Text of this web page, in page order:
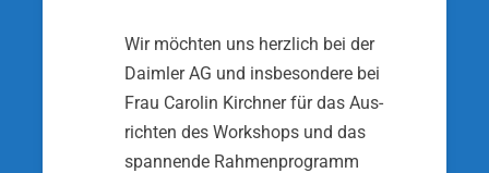
Wir möchten uns herzlich bei der
Daimler AG und insbesondere bei
Frau Carolin Kirchner für das Aus­
richten des Workshops und das
spannende Rahmen­programm